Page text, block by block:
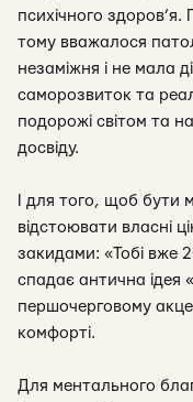
психічного
тому вважалося
незаміжня і не мала
саморозвиток та
подорожі світом та
досвіду.
І для того, щоб бути
відстоювати власні
закидами: «Тобі вже
спадає антична ідея
першочерговому
комфорті.
Для ментального